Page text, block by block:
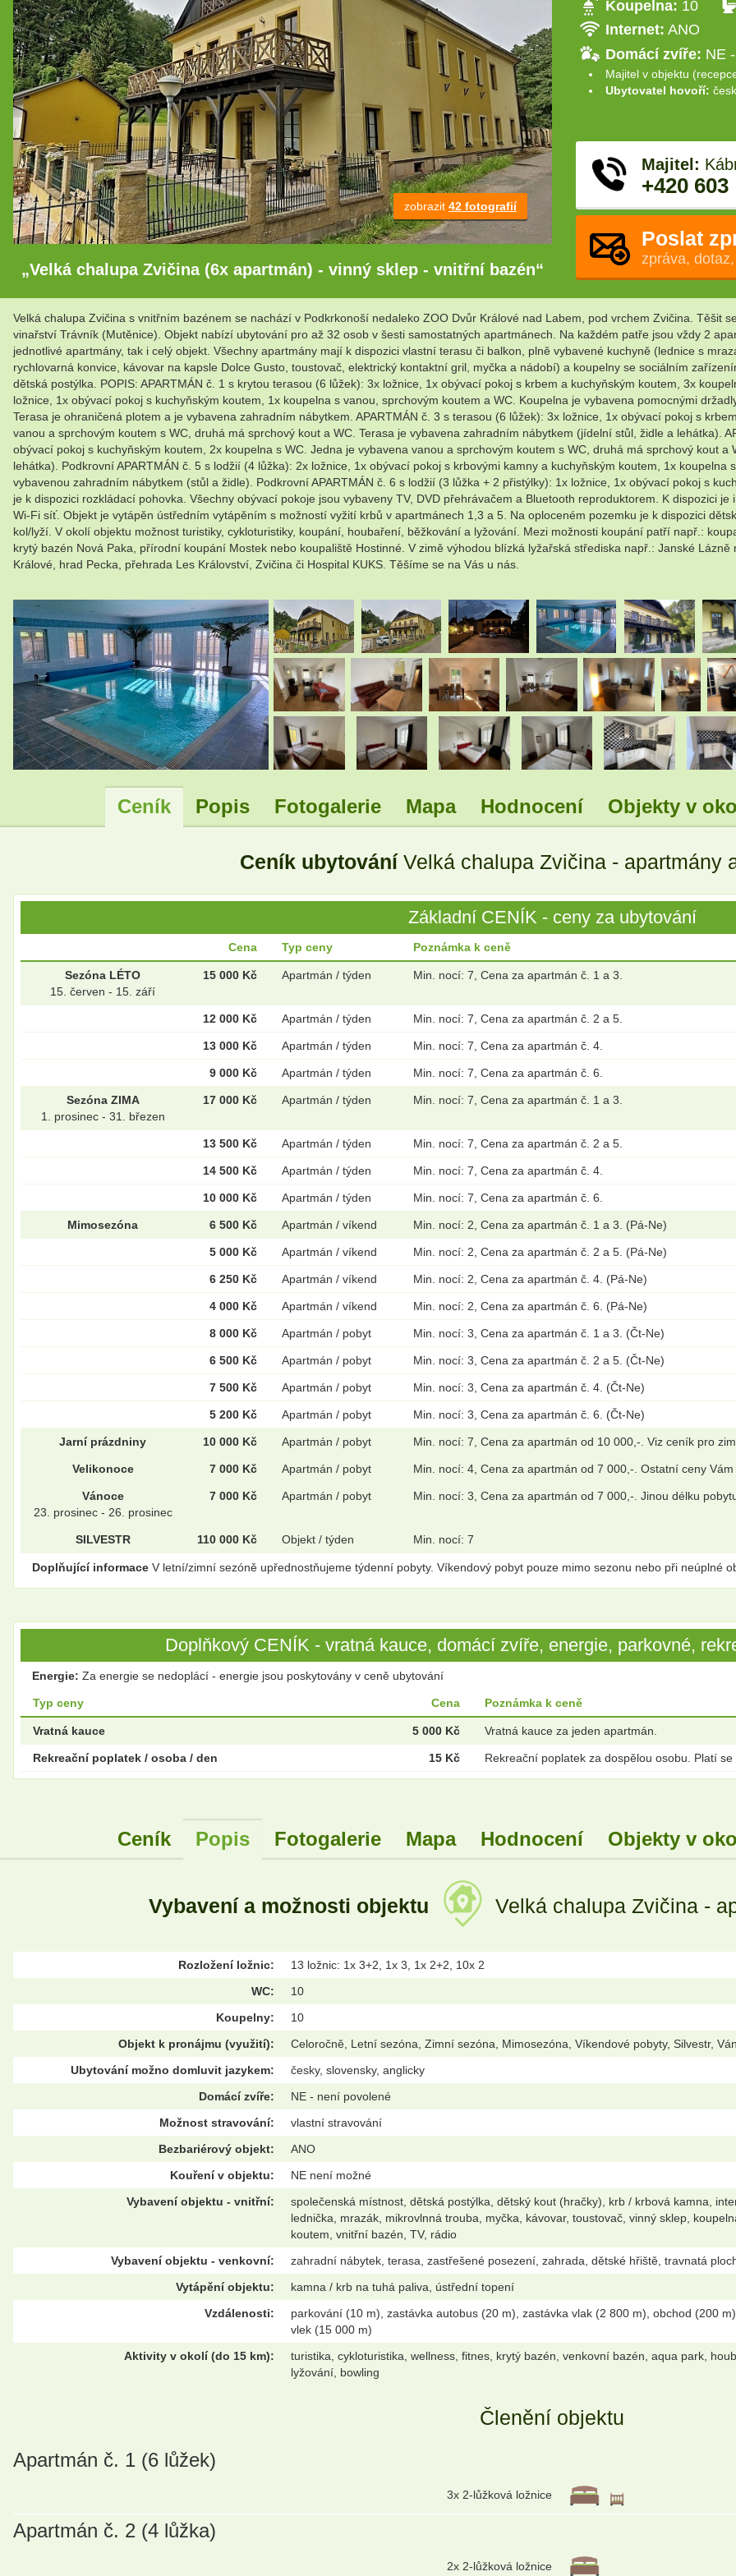
zobrazit 42 fotografií
„Velká chalupa Zvičina (6x apartmán) - vinný sklep - vnitřní bazén“
Koupelna: 10
Internet: ANO
Domácí zvíře: NE
Majitel v objektu
Ubytovatel hovoří:
Majitel:
+420 603
Poslat
zpráva,
Velká chalupa Zvičina s vnitřním bazénem se nachází v Podkrkonoší nedaleko ZOO Dvůr Králové nad Labem, pod vrchem Zvičina. Těšit
vinařství Trávník (Mutěnice). Objekt nabízí ubytování pro až 32 osob v šesti samostatných apartmánech. Na každém patře jsou vždy 2
jednotlivé apartmány, tak i celý objekt. Všechny apartmány mají k dispozici vlastní terasu či balkon, plně vybavené kuchyně (lednice s
rychlovarná konvice, kávovar na kapsle Dolce Gusto, toustovač, elektrický kontaktní gril, myčka a nádobí) a koupelny se sociálním
dětská postýlka. POPIS: APARTMÁN č. 1 s krytou terasou (6 lůžek): 3x ložnice, 1x obývací pokoj s krbem a kuchyňským koutem, 3x
ložnice, 1x obývací pokoj s kuchyňským koutem, 1x koupelna s vanou, sprchovým koutem a WC. Koupelna je vybavena pomocnými
Terasa je ohraničená plotem a je vybavena zahradním nábytkem. APARTMÁN č. 3 s terasou (6 lůžek): 3x ložnice, 1x obývací pokoj s
vanou a sprchovým koutem s WC, druhá má sprchový kout a WC. Terasa je vybavena zahradním nábytkem (jídelní stůl, židle a lehátka).
obývací pokoj s kuchyňským koutem, 2x koupelna s WC. Jedna je vybavena vanou a sprchovým koutem s WC, druhá má sprchový kout
lehátka). Podkrovní APARTMÁN č. 5 s lodžií (4 lůžka): 2x ložnice, 1x obývací pokoj s krbovými kamny a kuchyňským koutem, 1x
vybavenou zahradním nábytkem (stůl a židle). Podkrovní APARTMÁN č. 6 s lodžií (3 lůžka + 2 přistýlky): 1x ložnice, 1x obývací pokoj s
je k dispozici rozkládací pohovka. Všechny obývací pokoje jsou vybaveny TV, DVD přehrávačem a Bluetooth reproduktorem. K dispozici
Wi-Fi síť. Objekt je vytápěn ústředním vytápěním s možností vyžití krbů v apartmánech 1,3 a 5. Na oploceném pozemku je k dispozici
kol/lyží. V okolí objektu možnost turistiky, cykloturistiky, koupání, houbaření, běžkování a lyžování. Mezi možnosti koupání patří např.:
krytý bazén Nová Paka, přírodní koupání Mostek nebo koupaliště Hostinné. V zimě výhodou blízká lyžařská střediska např.: Janské
Králové, hrad Pecka, přehrada Les Království, Zvičina či Hospital KUKS. Těšíme se na Vás u nás.
Ceník Popis Fotogalerie Mapa Hodnocení Objekty v
Ceník ubytování Velká chalupa Zvičina - apartmány
Základní CENÍK - ceny za ubytování
Cena Typ ceny Poznámka k ceně
Sezóna LÉTO
15. červen - 15. září
15 000 Kč Apartmán / týden Min. nocí: 7, Cena za apartmán č. 1 a 3.
12 000 Kč Apartmán / týden Min. nocí: 7, Cena za apartmán č. 2 a 5.
13 000 Kč Apartmán / týden Min. nocí: 7, Cena za apartmán č. 4.
9 000 Kč Apartmán / týden Min. nocí: 7, Cena za apartmán č. 6.
Sezóna ZIMA
1. prosinec - 31. březen
17 000 Kč Apartmán / týden Min. nocí: 7, Cena za apartmán č. 1 a 3.
13 500 Kč Apartmán / týden Min. nocí: 7, Cena za apartmán č. 2 a 5.
14 500 Kč Apartmán / týden Min. nocí: 7, Cena za apartmán č. 4.
10 000 Kč Apartmán / týden Min. nocí: 7, Cena za apartmán č. 6.
Mimosezóna 6 500 Kč Apartmán / víkend Min. nocí: 2, Cena za apartmán č. 1 a 3. (Pá-Ne)
5 000 Kč Apartmán / víkend Min. nocí: 2, Cena za apartmán č. 2 a 5. (Pá-Ne)
6 250 Kč Apartmán / víkend Min. nocí: 2, Cena za apartmán č. 4. (Pá-Ne)
4 000 Kč Apartmán / víkend Min. nocí: 2, Cena za apartmán č. 6. (Pá-Ne)
8 000 Kč Apartmán / pobyt Min. nocí: 3, Cena za apartmán č. 1 a 3. (Čt-Ne)
6 500 Kč Apartmán / pobyt Min. nocí: 3, Cena za apartmán č. 2 a 5. (Čt-Ne)
7 500 Kč Apartmán / pobyt Min. nocí: 3, Cena za apartmán č. 4. (Čt-Ne)
5 200 Kč Apartmán / pobyt Min. nocí: 3, Cena za apartmán č. 6. (Čt-Ne)
Jarní prázdniny 10 000 Kč Apartmán / pobyt Min. nocí: 7, Cena za apartmán od 10 000,-. Viz ceník pro
Velikonoce 7 000 Kč Apartmán / pobyt Min. nocí: 4, Cena za apartmán od 7 000,-. Ostatní ceny
Vánoce
23. prosinec - 26. prosinec
7 000 Kč Apartmán / pobyt Min. nocí: 3, Cena za apartmán od 7 000,-. Jinou délku
SILVESTR 110 000 Kč Objekt / týden Min. nocí: 7
Doplňující informace V letní/zimní sezóně upřednostňujeme týdenní pobyty. Víkendový pobyt pouze mimo sezonu nebo při neúplné
Doplňkový CENÍK - vratná kauce, domácí zvíře, energie, parkovné,
Energie: Za energie se nedoplácí - energie jsou poskytovány v ceně ubytování
Typ ceny Cena Poznámka k ceně
Vratná kauce 5 000 Kč Vratná kauce za jeden apartmán.
Rekreační poplatek / osoba / den 15 Kč Rekreační poplatek za dospělou osobu. Platí se
Ceník Popis Fotogalerie Mapa Hodnocení Objekty v
Vybavení a možnosti objektu Velká chalupa Zvičina -
Rozložení ložnic:
13 ložnic: 1x 3+2, 1x 3, 1x 2+2, 10x 2
WC:
10
Koupelny:
10
Objekt k pronájmu (využití):
Celoročně, Letní sezóna, Zimní sezóna, Mimosezóna, Víkendové pobyty, Silvestr,
Ubytování možno domluvit jazykem:
česky, slovensky, anglicky
Domácí zvíře:
NE - není povolené
Možnost stravování:
vlastní stravování
Bezbariérový objekt:
ANO
Kouření v objektu:
NE není možné
Vybavení objektu - vnitřní:
společenská místnost, dětská postýlka, dětský kout (hračky), krb / krbová kamna,
lednička, mrazák, mikrovlnná trouba, myčka, kávovar, toustovač, vinný sklep,
koutem, vnitřní bazén, TV, rádio
Vybavení objektu - venkovní:
zahradní nábytek, terasa, zastřešené posezení, zahrada, dětské hřiště, travnatá
Vytápění objektu:
kamna / krb na tuhá paliva, ústřední topení
Vzdálenosti:
parkování (10 m), zastávka autobus (20 m), zastávka vlak (2 800 m), obchod (200
vlek (15 000 m)
Aktivity v okolí (do 15 km):
turistika, cykloturistika, wellness, fitnes, krytý bazén, venkovní bazén, aqua park,
lyžování, bowling
Členění objektu
Apartmán č. 1 (6 lůžek)
3x 2-lůžková ložnice
Apartmán č. 2 (4 lůžka)
2x 2-lůžková ložnice